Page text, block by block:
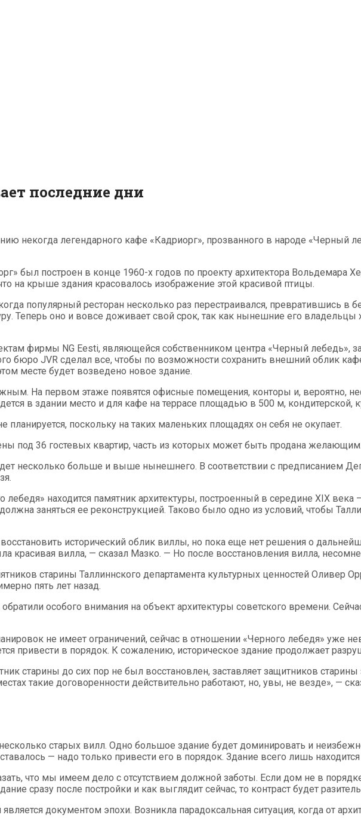
последние дни
некогда легендарного кафе «Кадриорг», проз­ванного в народе «Черный
был построен в конце 1960-х годов по проекту архитектора Вольдемара
на крыше здания красовалось изображение этой красивой птицы.
популярный ресторан несколько раз перестраивался, превратившись в
Теперь оно и вовсе доживает свой срок, так как нынешние его владельцы
фирмы NG Eesti, являющейся собственником центра «Черный лебедь»,
бюро JVR сделал все, чтобы по возможности сохранить внешний облик
месте будет возведено новое здание.
На первом этаже появятся офисные помещения, конторы и, вероятно,
в здании место и для кафе на террасе площадью в 500 м, кондитерской,
поскольку на таких маленьких площадях он себя не окупает.
под 36 гос­тевых квартир, часть из которых может быть продана желающим.
несколько больше и выше нынешнего. В соответствии с предписанием
лебедя» находится памятник архитектуры, построенный в середине XIX
заняться ее реконструкцией. Таково было одно из условий, чтобы
исторический облик виллы, но пока еще нет решения о
красивая вилла, — сказал Мазко. — Но после восстановления вилла,
старины Таллиннского департамента культурных ценностей Оливер
пять лет назад.
особого внимания на объект архитектуры советского времени.
не имеет ограничений, сейчас в отношении «Черного лебедя» уже
привести в порядок. К сожалению, историческое здание продолжает
старины до сих пор не был восстановлен, заставляет защитников
такие договоренности действительно работают, но, увы, не везде», —
старых вилл. Одно большое здание будет доминировать и
— надо только привести его в порядок. Здание всего лишь
что мы имеем дело с отсутствием должной заботы. Если дом не в
сразу после постройки и как выглядит сейчас, то контраст будет
документом эпохи. Возникла парадоксальная ситуация, когда от